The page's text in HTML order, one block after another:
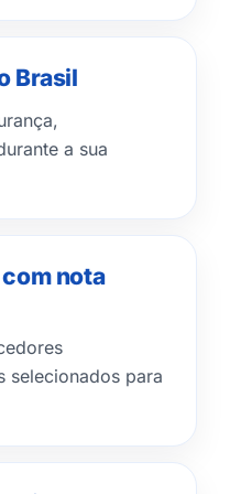
Brasil
a sua
nota
selecionados para